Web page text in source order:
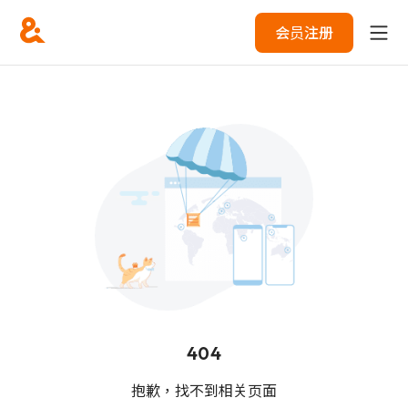
会员注册
404
抱歉，找不到相关页面